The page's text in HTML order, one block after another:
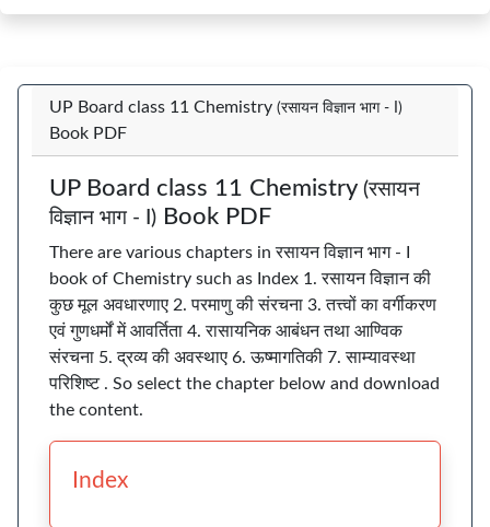
UP Board class 11 Chemistry (रसायन विज्ञान भाग - I)
Book PDF
UP Board class 11 Chemistry (रसायन
विज्ञान भाग - I) Book PDF
There are various chapters in रसायन विज्ञान भाग - I
book of Chemistry such as Index 1. रसायन विज्ञान की
कुछ मूल अवधारणाए 2. परमाणु की संरचना 3. तत्त्वों का वर्गीकरण
एवं गुणधर्मों में आवर्तिता 4. रासायनिक आबंधन तथा आण्विक
संरचना 5. द्रव्य की अवस्थाए 6. ऊष्मागतिकी 7. साम्यावस्था
परिशिष्ट . So select the chapter below and download
the content.
Index